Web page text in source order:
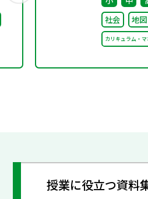
の論点整
た社会
地図
カリキュラム・
授業に役立つ資料